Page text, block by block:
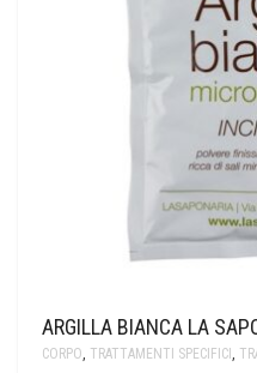
ARGILLA BIANCA LA
CORPO, TRATTAMENTI SPECIFICI ,